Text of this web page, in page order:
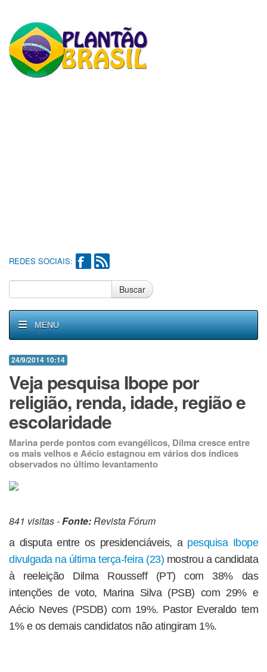
REDES SOCIAIS:
Buscar
MENU
24/9/2014 10:14
Veja pesquisa Ibope por
religião, renda, idade, região e
escolaridade
Marina perde pontos com evangélicos, Dilma cresce entre
os mais velhos e Aécio estagnou em vários dos índices
observados no último levantamento
841 visitas -Fonte:Revista Fórum
a disputa entre os presidenciáveis, a pesquisa Ibope
divulgada na última terça-feira (23) mostrou a candidata
à reeleição Dilma Rousseff (PT) com 38% das
intenções de voto, Marina Silva (PSB) com 29% e
Aécio Neves (PSDB) com 19%. Pastor Everaldo tem
1% e os demais candidatos não atingiram 1%.